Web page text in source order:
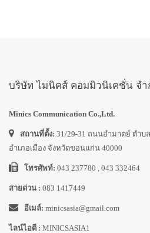
บริษัท ไมนิคส์ คอมมิวนิเคชั่น จำ
Minics Communication Co.,Ltd.
สถานที่ตั้ง: 31/29-31 ถนนอำมาตย์ ตำบ
อำเภอเมือง จังหวัดขอนแก่น 40000
โทรศัพท์: 043 237780 , 043 332464
สายด่วน : 083 1417449
อีเมล์: minicsasia@gmail.com
ไลน์ไอดี : MINICSASIA1